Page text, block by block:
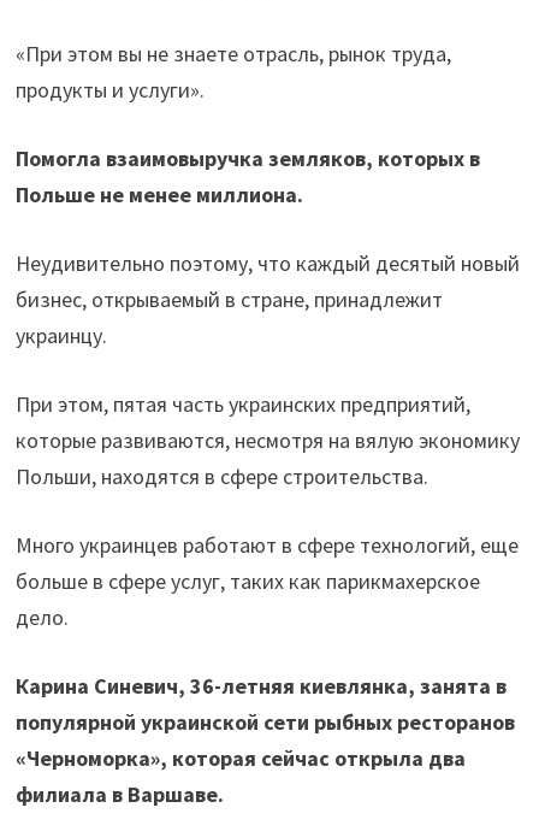
«При этом вы не знаете отрасль, рынок труда,
продукты и услуги».
Помогла взаимовыручка земляков, которых в
Польше не менее миллиона.
Неудивительно поэтому, что каждый десятый новый
бизнес, открываемый в стране, принадлежит
украинцу.
При этом, пятая часть украинских предприятий,
которые развиваются, несмотря на вялую экономику
Польши, находятся в сфере строительства.
Много украинцев работают в сфере технологий, еще
больше в сфере услуг, таких как парикмахерское
дело.
Карина Синевич, 36-летняя киевлянка, занята в
популярной украинской сети рыбных ресторанов
«Черноморка», которая сейчас открыла два
филиала в Варшаве.